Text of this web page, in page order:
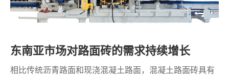
东南亚市场对路面砖的需求持续增长
相比传统沥青路面和现浇混凝土路面，混凝土路面砖具有